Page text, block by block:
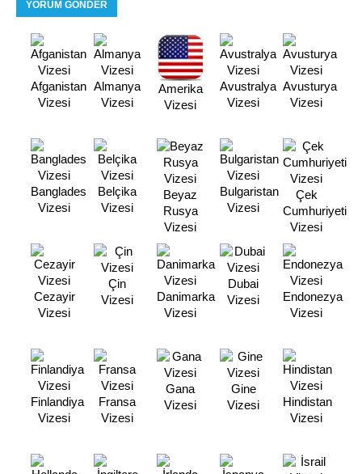
Afganistan
Vizesi
Almanya
Vizesi
Amerika
Vizesi
Avustralya
Vizesi
Avusturya
Vizesi
Banglades
Vizesi
Belçika
Vizesi
Beyaz
Rusya
Vizesi
Bulgaristan
Vizesi
Çek
Cumhuriyeti
Vizesi
Cezayir
Vizesi
Çin
Vizesi
Danimarka
Vizesi
Dubai
Vizesi
Endonezya
Vizesi
Finlandiya
Vizesi
Fransa
Vizesi
Gana
Vizesi
Gine
Vizesi
Hindistan
Vizesi